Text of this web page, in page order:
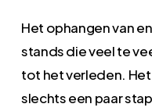
Het ophangen van
stands die veel te
tot het verleden.
slechts een paar